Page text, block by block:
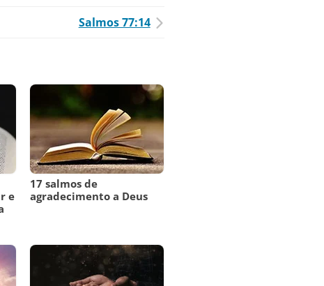
Salmos 77:14
e
17 salmos de
agradecimento a Deus